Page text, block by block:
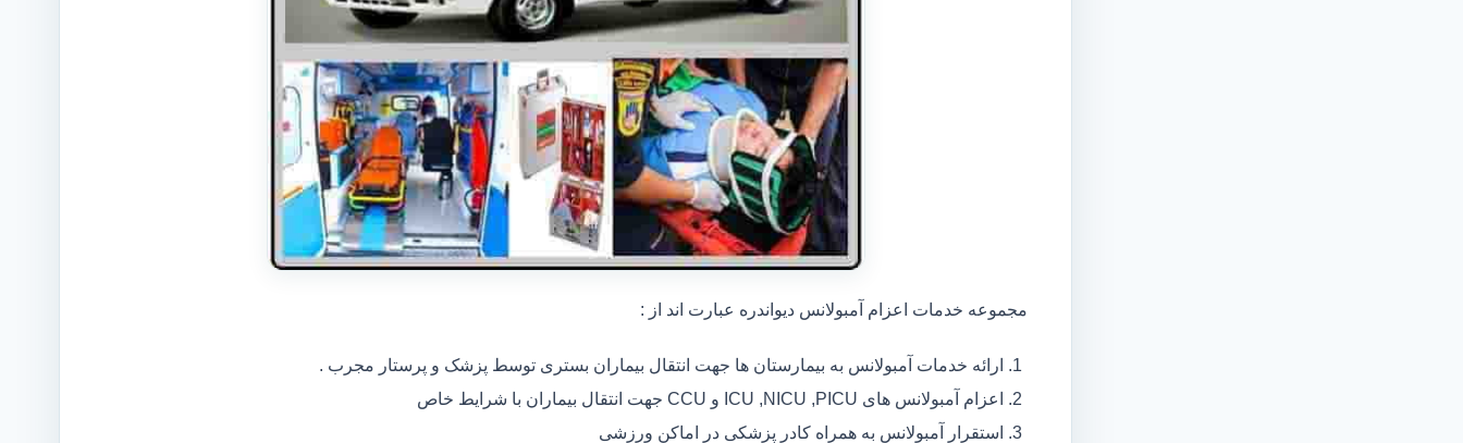
مجموعه خدمات اعزام آمبولانس دیواندره عبارت اند از :
ارائه خدمات آمبولانس به بیمارستان ها جهت انتقال بیماران بستری توسط پزشک و پرستار مجرب .
اعزام آمبولانس های ICU ,NICU ,PICU و CCU جهت انتقال بیماران با شرایط خاص
استقرار آمبولانس به همراه کادر پزشکی در اماکن ورزشی